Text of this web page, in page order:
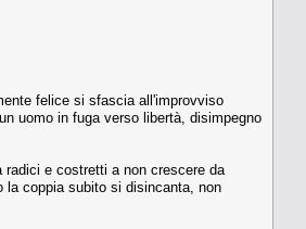
felice si sfascia all'improvviso
uomo in fuga verso libertà, disimpegno
e costretti a non crescere da
coppia subito si disincanta, non